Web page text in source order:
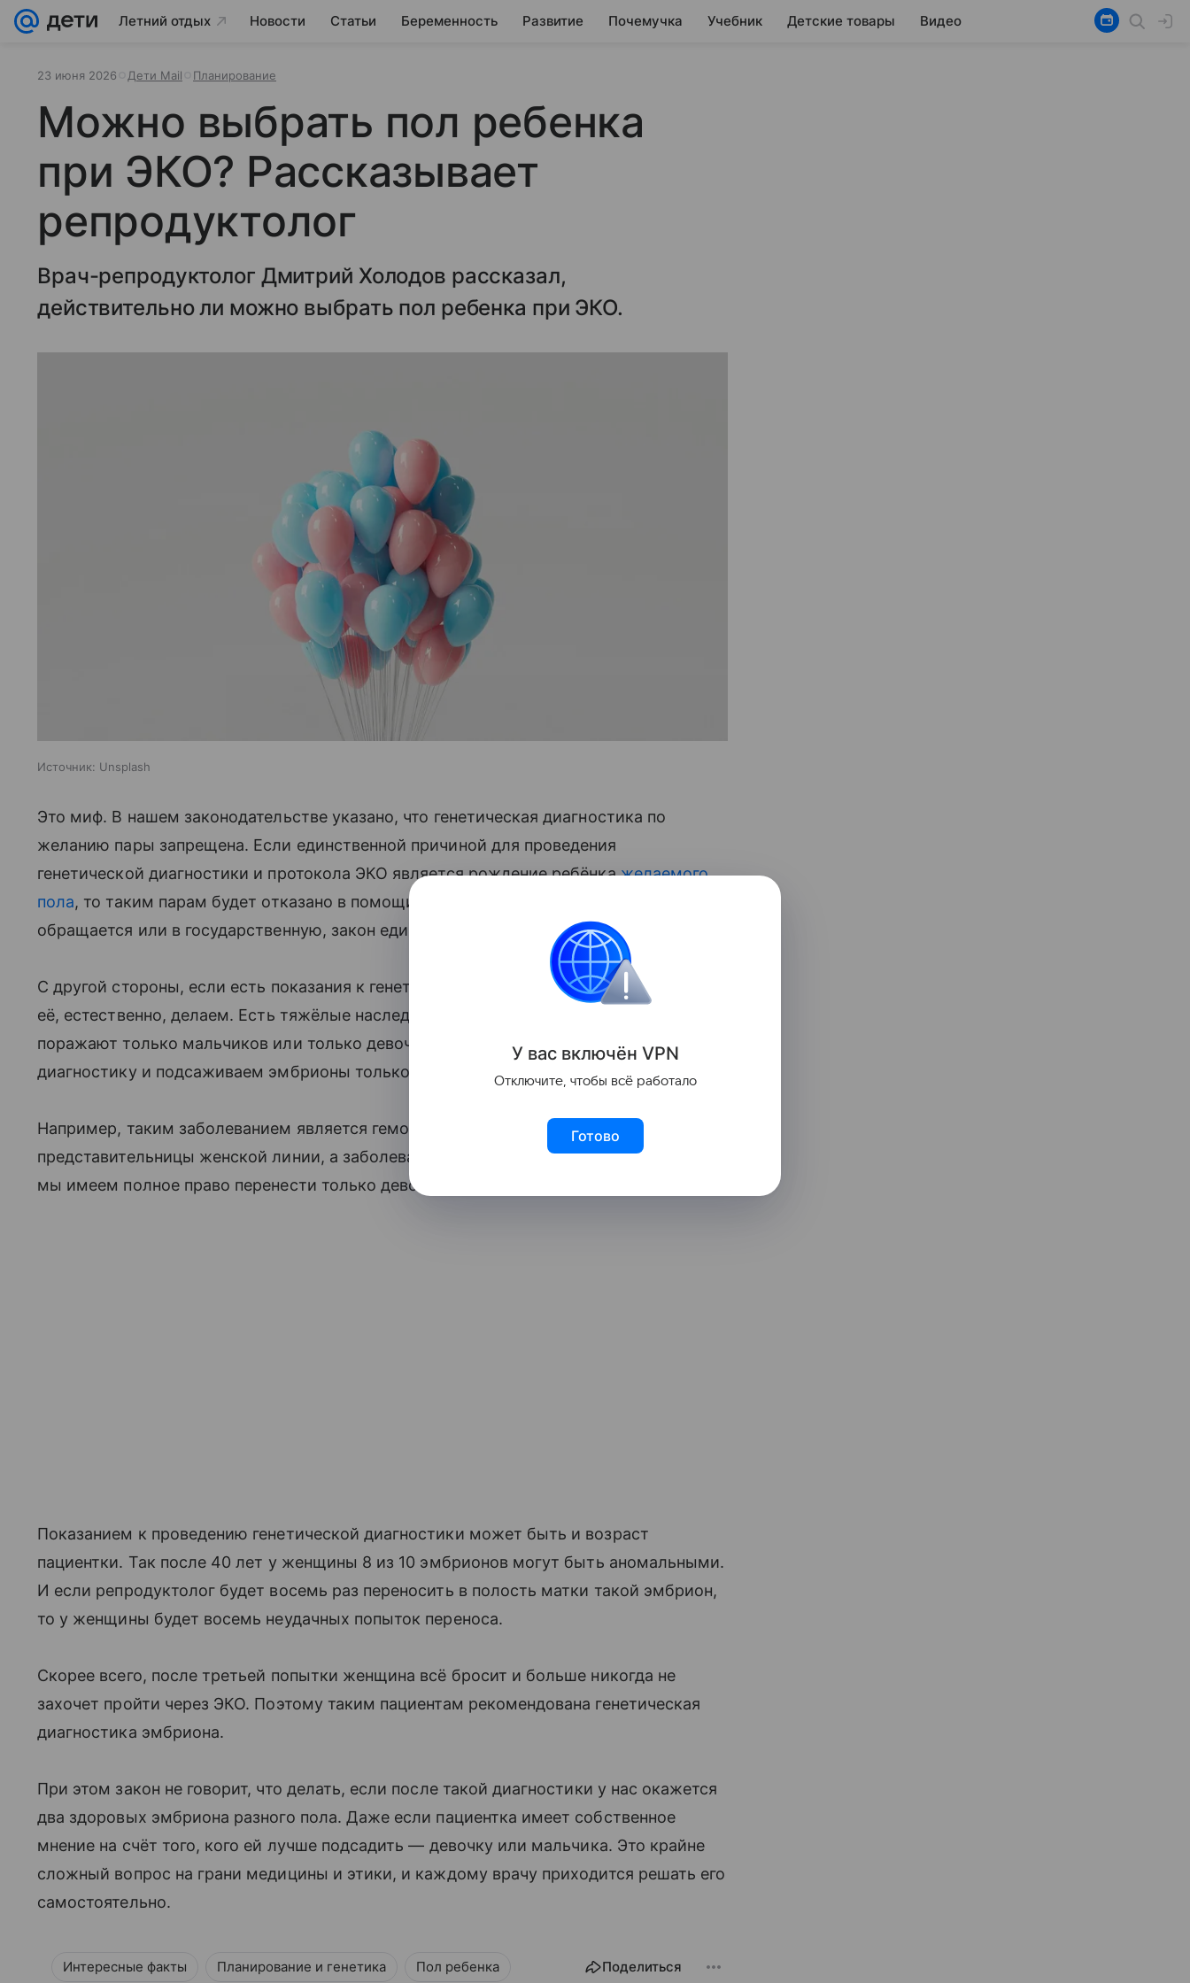
Летний отдых Новости Статьи Беременность Развитие Почемучка Учебник Детские товары Видео
23 июня 2026 Дети Mail Планирование
Можно выбрать пол ребенка
при ЭКО? Рассказывает
репродуктолог
Врач-репродуктолог Дмитрий Холодов рассказал,
действительно ли можно выбрать пол ребенка при ЭКО.
Источник: Unsplash
Это миф. В нашем законодательстве указано, что генетическая диагностика по
желанию пары запрещена. Если единственной причиной для проведения
генетической диагностики и протокола ЭКО является рождение ребёнкажелаемого
пола, то таким парам будет отказано в помощи. Неважно, в частную клинику пара
обращается или в государственную, закон един для всех.
С другой стороны, если есть показания к генетической диагностике эмбриона, то мы
её, естественно, делаем. Есть тяжёлые наследственные заболевания, которые
поражают только мальчиков или только девочек, в этом случае мы проводим
диагностику и подсаживаем эмбрионы только нужного пола.
Например, таким заболеванием является гемофилия. Ее носителями являются
представительницы женской линии, а заболевают только мальчики. В этой ситуации
мы имеем полное право перенести только девочек и здоровых мальчиков.
Показанием к проведению генетической диагностики может быть и возраст
пациентки. Так после 40 лет у женщины 8 из 10 эмбрионов могут быть аномальными.
И если репродуктолог будет восемь раз переносить в полость матки такой эмбрион,
то у женщины будет восемь неудачных попыток переноса.
Скорее всего, после третьей попытки женщина всё бросит и больше никогда не
захочет пройти через ЭКО. Поэтому таким пациентам рекомендована генетическая
диагностика эмбриона.
При этом закон не говорит, что делать, если после такой диагностики у нас окажется
два здоровых эмбриона разного пола. Даже если пациентка имеет собственное
мнение на счёт того, кого ей лучше подсадить — девочку или мальчика. Это крайне
сложный вопрос на грани медицины и этики, и каждому врачу приходится решать его
самостоятельно.
Интересные факты Планирование и генетика Пол ребенка Поделиться
У вас включён VPN
Отключите, чтобы всё работало
Готово